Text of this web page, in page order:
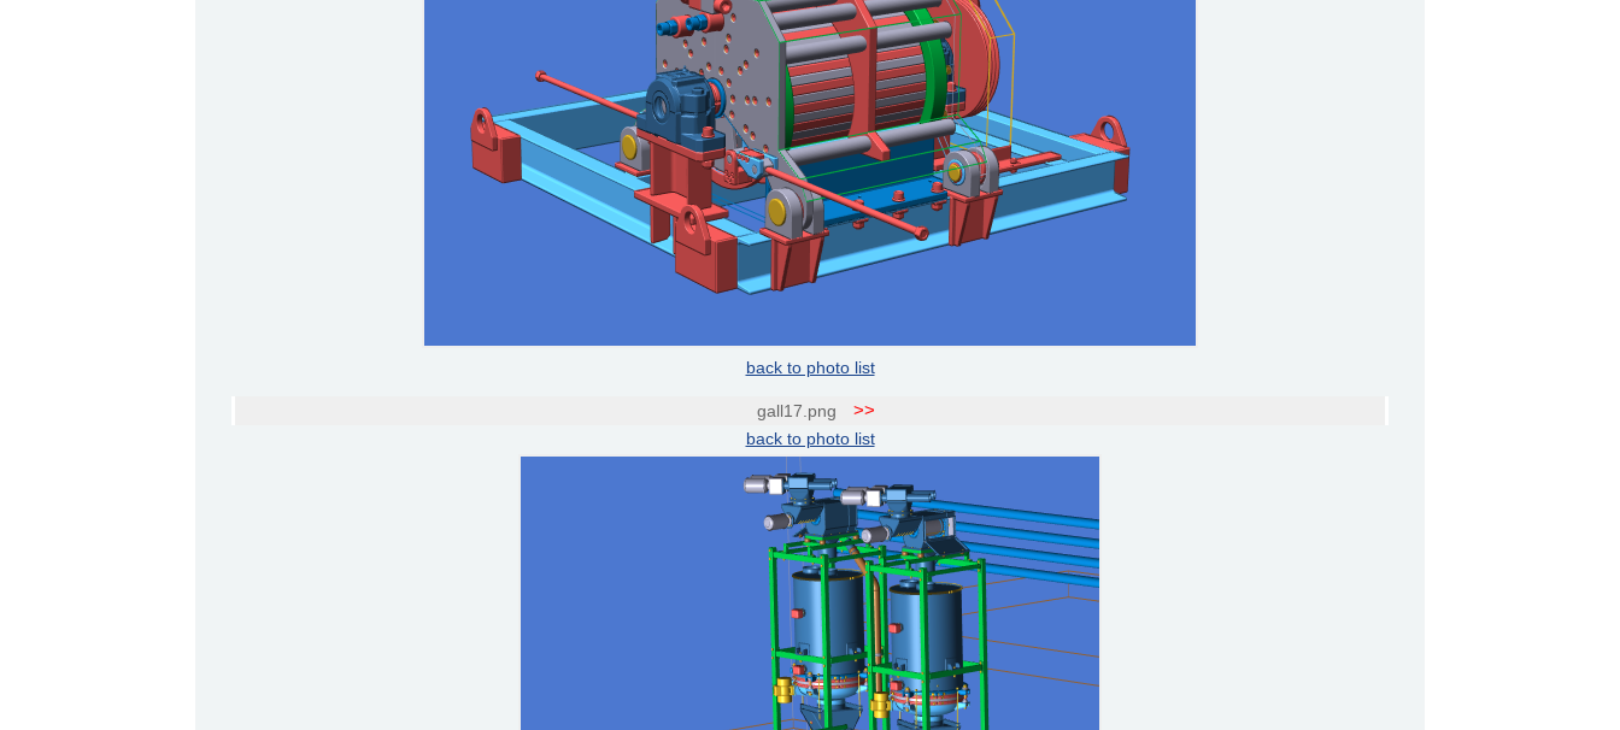
back to photo list
gall17.png >>
back to photo list